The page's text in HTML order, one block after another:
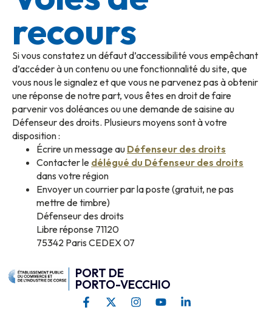
recours
Si vous constatez un défaut d’accessibilité vous empêchant
d’accéder à un contenu ou une fonctionnalité du site, que
vous nous le signalez et que vous ne parvenez pas à obtenir
une réponse de notre part, vous êtes en droit de faire
parvenir vos doléances ou une demande de saisine au
Défenseur des droits. Plusieurs moyens sont à votre
disposition :
Écrire un message au Défenseur des droits
Contacter le délégué du Défenseur des droits
dans votre région
Envoyer un courrier par la poste (gratuit, ne pas
mettre de timbre)
Défenseur des droits
Libre réponse 71120
75342 Paris CEDEX 07
PORT DE
PORTO-VECCHIO